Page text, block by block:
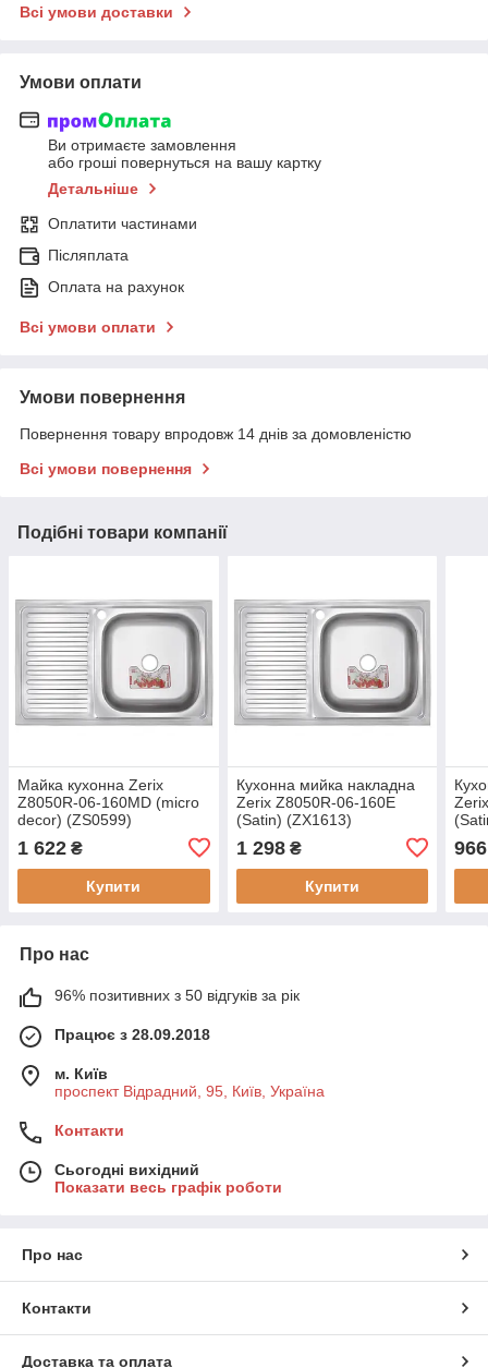
Всі умови доставки
Умови оплати
Ви отримаєте замовлення
або гроші повернуться на вашу картку
Детальніше
Оплатити частинами
Післяплата
Оплата на рахунок
Всі умови оплати
Умови повернення
Повернення товару впродовж 14 днів за домовленістю
Всі умови повернення
Подібні товари компанії
Майка кухонна Zerix
Z8050R-06-160MD (micro
decor) (ZS0599)
1 622 ₴
Купити
Кухонна мийка накладна
Zerix Z8050R-06-160E
(Satin) (ZX1613)
1 298₴
Купити
966
Про нас
96% позитивних з 50 відгуків за рік
Працює з 28.09.2018
м. Київ
проспект Відрадний, 95, Київ, Україна
Контакти
Сьогодні вихідний
Показати весь графік роботи
Про нас
Контакти
Доставка та оплата